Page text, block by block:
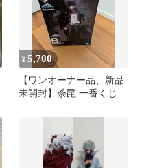
¥5,700
【ワンオーナー品、新品
未開封】荼毘 一番くじ